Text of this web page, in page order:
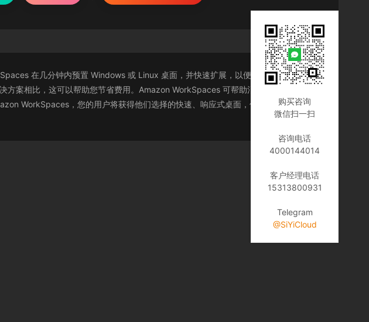
在几分钟内预置 Windows 或 Linux 桌面，并快速扩展，以便为全球各地的工作
案相比，这可以帮助您节省费用。Amazon WorkSpaces 可帮助消除管理硬件库存、
WorkSpaces，您的用户将获得他们选择的快速、响应式桌面，他们可以随时随地
购买咨询
微信扫一扫
咨询电话
4000144014
客户经理电话
15313800931
Telegram
@SiYiCloud